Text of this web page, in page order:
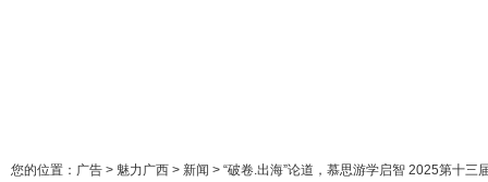
您的位置： 广告 > 魅力广西 > 新闻 > “破卷.出海”论道，慕思游学启智 2025第十